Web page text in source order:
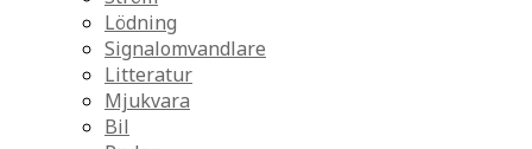
Lödning
Signalomvandlare
Litteratur
Mjukvara
Bil